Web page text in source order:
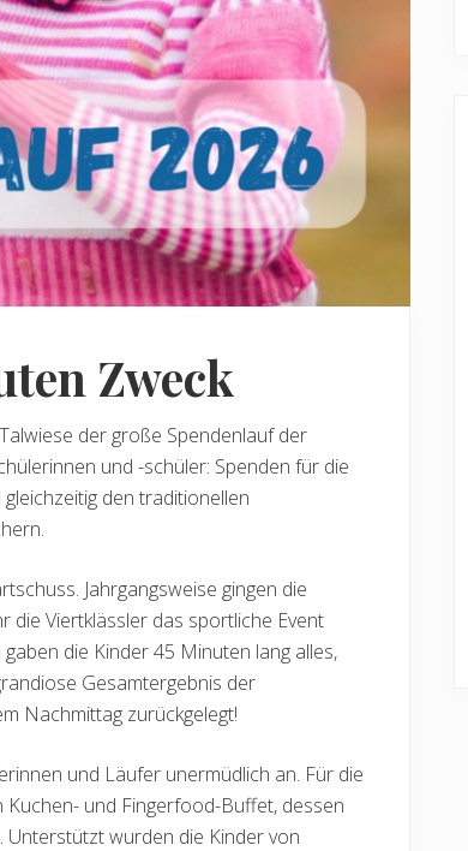
Zweck
der große Spendenlauf der
und -schüler: Spenden für die
den traditionellen
Jahrgangsweise gingen die
die Viertklässler das sportliche Event
die Kinder 45 Minuten lang alles,
Gesamtergebnis der
Nachmittag zurückgelegt!
und Läufer unermüdlich an. Für die
und Fingerfood-Buffet, dessen
Unterstützt wurden die Kinder von